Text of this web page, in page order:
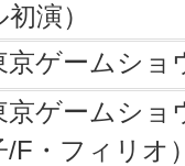
初演）
京ゲームショ
京ゲームショ
/F・フィリオ